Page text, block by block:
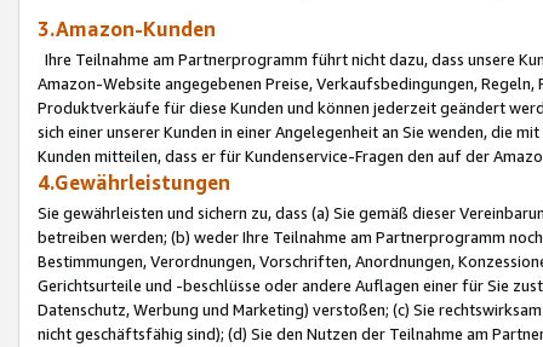
3.Amazon-Kunden
Ihre Teilnahme am Partnerprogramm führt nicht dazu, dass unsere
Amazon-Website angegebenen Preise, Verkaufsbedingungen,
Produktverkäufe für diese Kunden und können jederzeit geändert
sich einer unserer Kunden in einer Angelegenheit an Sie wenden, die
Kunden mitteilen, dass er für Kundenservice-Fragen den auf der
4.Gewährleistungen
Sie gewährleisten und sichern zu, dass (a) Sie gemäß dieser
betreiben werden; (b) weder Ihre Teilnahme am Partnerprogramm
Bestimmungen, Verordnungen, Vorschriften, Anordnungen,
Gerichtsurteile und -beschlüsse oder andere Auflagen einer für Sie
Datenschutz, Werbung und Marketing) verstoßen; (c) Sie
nicht geschäftsfähig sind); (d) Sie den Nutzen der Teilnahme am